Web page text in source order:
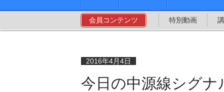
会員コンテンツ 特別動画
今日の中源線シグナ
2016年4月4日